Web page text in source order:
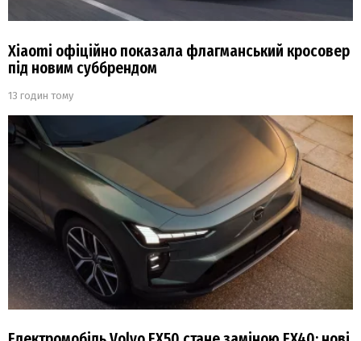
Xiaomi офіційно показала флагманський кросовер
під новим суббрендом
13 годин тому